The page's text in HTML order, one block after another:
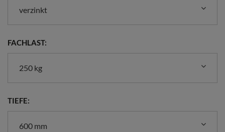
verzinkt
FACHLAST:
250 kg
TIEFE:
600 mm